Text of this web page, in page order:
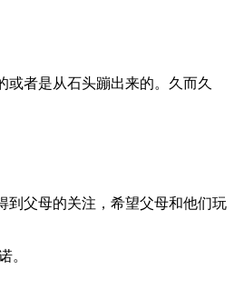
者是从石头蹦出来的。久而久
到父母的关注，希望父母和他们玩
。